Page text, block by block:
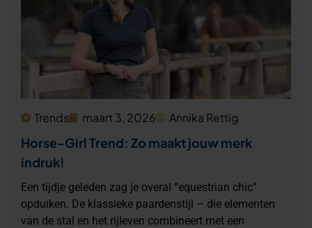
Trends maart 3, 2026 Annika Rettig
Horse-Girl Trend: Zo maakt jouw merk
indruk!
Een tijdje geleden zag je overal “equestrian chic”
opduiken. De klassieke paardenstijl – die elementen
van de stal en het rijleven combineert met een